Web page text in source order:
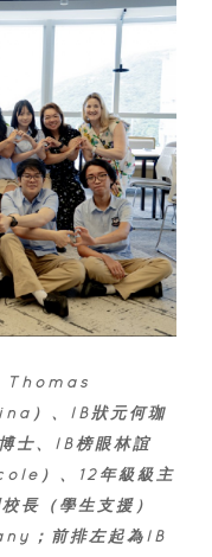
Thomas
）、IB狀元何珈
士、IB榜眼林誼
）、12年級級主
（學生支援）
；前排左起為IB